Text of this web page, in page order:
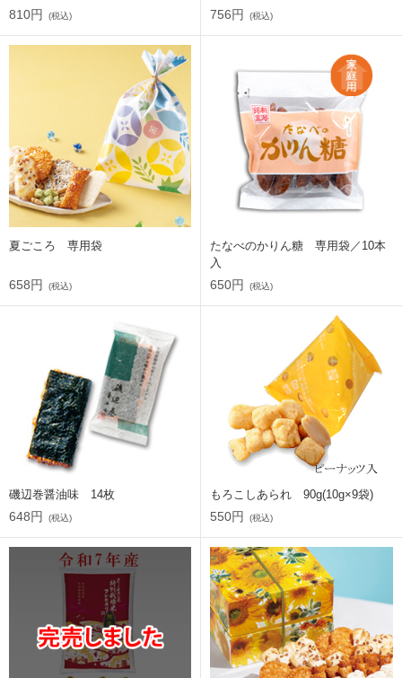
810円 (税込) 756円 (税込)
夏ごころ 専用袋
658円 (税込)
たなべのかりん糖 専用袋／10本
入
650円 (税込)
磯辺巻醤油味 14枚
648円 (税込)
もろこしあられ 90g(10g×9袋)
550円 (税込)